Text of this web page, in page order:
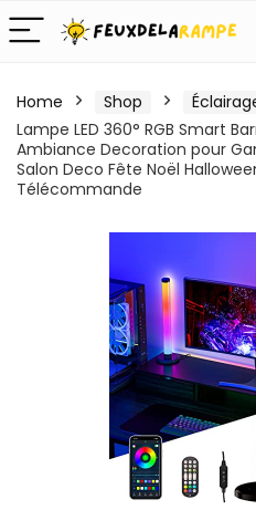
Home Shop
Lampe LED 360° RGB Smart
Ambiance Decoration pour
Salon Deco Fête Noël
Télécommande